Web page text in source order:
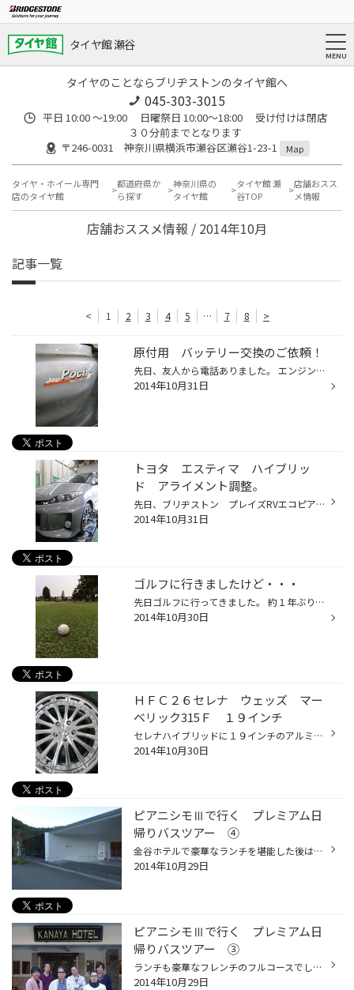
タイヤ館 瀬谷
タイヤのことならブリヂストンのタイヤ館へ
045-303-3015
平日 10:00 ～19:00 日曜祭日 10:00～18:00 受け付けは閉店
３０分前までとなります
〒246-0031 神奈川県横浜市瀬谷区瀬谷1-23-1
Map
タイヤ・ホイール専門
店のタイヤ館
都道府県か
ら探す
神奈川県の
タイヤ館
タイヤ館 瀬
谷TOP
店舗おスス
メ情報
店舗おススメ情報 / 2014年10月
記事一覧
< 1 2 3 4 5 … 7 8 >
原付用 バッテリー交換のご依頼！
先日、友人から電話ありました。 エンジンが始動できないんだけど？何故？。 答えは、たぶん２年前に買ったバッテリーじゃ…。 原付の場合はあまり乗らない方が多いと思いますが、 エンジンの始動が困難・ウインカーの点滅が遅い・ライトが暗い感じの 症状の場合は交換をお勧めします。 タイヤ館には...
2014年10月31日
トヨタ エスティマ ハイブリッ
ド アライメント調整。
先日、ブリヂストン プレイズRVエコピアをご購入頂いたお客様です。 商談の中でお話しさせて頂いて、少し気になったので、 アライメント調整してみたいとご相談です。 お客様によると「年間3万kmは走行するので、縁石等にぶつけることがあった」とのこと。 上記の内容の場合は調整をおすすめします...
2014年10月31日
ゴルフに行きましたけど・・・
先日ゴルフに行ってきました。 約１年ぶりのゴルフです。 打ちっぱなしに連日通い、本番まで約３０００球ほど打ち込みました。 そしていざ本番！！ ボールは右へ左へ・・・ 崖下へバンカーへ・・・ ボールの汚れ具合が過酷なラウンドだったことを物語っています。 相変らずの下手くそで、メンバーの...
2014年10月30日
ＨＦＣ２６セレナ ウェッズ マー
ベリック315Ｆ １９インチ
セレナハイブリッドに１９インチのアルミとタイヤのセットを取付いたしました。 リムがあって迫力のあるアルミホイール！ とのご要望でしたのでこちらをお勧めいたしました。 ウェッズさんのマーベリック ３１５Ｆ です。 サイズは7.5ｘ19 114.3/5Ｈ+50 車の色がホワイトなのでどんな色でも似合...
2014年10月30日
ピアニシモⅢで行く プレミアム日
帰りバスツアー ④
金谷ホテルで豪華なランチを堪能した後は、またまた豪華なバスに乗り込み次の目的地 群馬県のみどり市にあります「富弘美術館」へ向かいました。 ここの美術館には群馬県勢多郡東村（現：みどり市）出身の画家・詩人「星野富弘」さんの作品が展示されています。 この「星野富弘」という人物は若干２...
2014年10月29日
ピアニシモⅢで行く プレミアム日
帰りバスツアー ③
ランチも豪華なフレンチのフルコースでした。 東照宮のすぐ隣にある日光の老舗ホテル「金谷ホテル」で昼食です。 日光金谷ホテル 明治６年に開業した歴史あるホテルです。 現存する日本最古のリゾートクラシックホテルでして、建物は登録有形文化財、近代化産業遺産に指定されています。 過去にはア...
2014年10月29日